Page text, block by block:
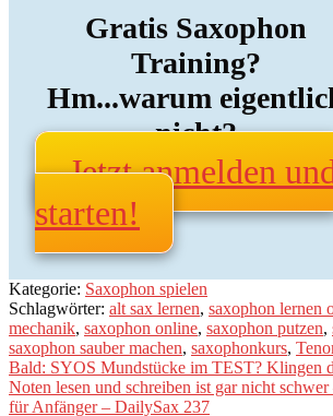
Gratis Saxophon
Training?
Hm...warum
nicht?
Jetzt anmelden
starten!
Kategorie: Saxophon spielen
Schlagwörter: alt sax lernen, saxophon lernen
mechanik, saxophon online, saxophon putzen,
saxophon sauber machen, saxophonkurs,
Beitragsnavigation
Vorheriger
Beitrag:
Bald: SYOS Mundstücke im TEST? Klingen
Nächster
Beitrag:
Noten lesen und schreiben ist gar nicht
für Anfänger – DailySax 237